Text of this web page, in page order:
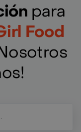
para
Food